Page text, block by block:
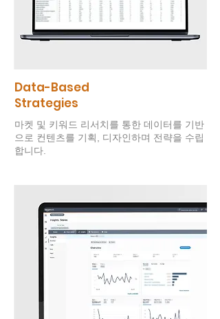
Data-Based
Strategies
마켓 및 키워드 리서치를 통한 데이터를 기반
으로 컨텐츠를 기획, 디자인하며 전략을 수립
합니다.